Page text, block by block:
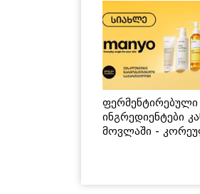
ფერმენტირებული
ინგრედიენტები
მოვლაში -